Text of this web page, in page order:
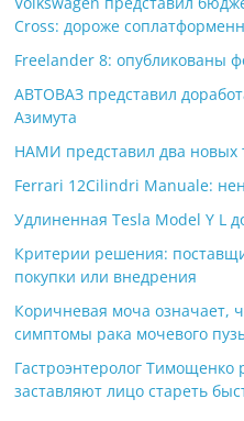
Cross: дороже
Freelander 8: опубликованы
АВТОВАЗ представил
Азимута
НАМИ представил два новых
Ferrari 12Cilindri Manuale:
Удлиненная Tesla Model Y L
Критерии решения:
покупки или внедрения
Коричневая моча означает,
симптомы рака мочевого
Гастроэнтеролог Тимощенко
заставляют лицо стареть